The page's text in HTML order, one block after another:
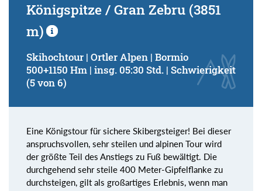
Königspitze / Gran Zebru (3851
m)
Skihochtour | Ortler Alpen | Bormio
500+1150 Hm | insg. 05:30 Std. | Schwierigkeit
(5 von 6)
Eine Königstour für sichere Skibergsteiger! Bei dieser
anspruchsvollen, sehr steilen und alpinen Tour wird
der größte Teil des Anstiegs zu Fuß bewältigt. Die
durchgehend sehr steile 400 Meter-Gipfelflanke zu
durchsteigen, gilt als großartiges Erlebnis, wenn man